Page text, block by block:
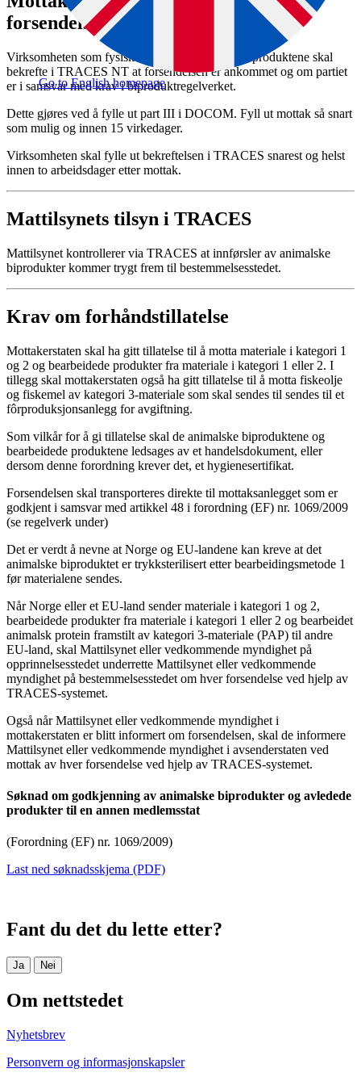
Go to English homepage
forsendelsen er ankommet
Virksomheten som fysisk mottar de animalske biproduktene skal
bekrefte i TRACES NT at forsendelsen er ankommet og om partiet
er i samsvar med krav i biproduktregelverket.
Dette gjøres ved å fylle ut part III i DOCOM. Fyll ut mottak så snart
som mulig og innen 15 virkedager.
Virksomheten skal fylle ut bekreftelsen i TRACES snarest og helst
innen to arbeidsdager etter mottak.
Mattilsynets tilsyn i TRACES
Mattilsynet kontrollerer via TRACES at innførsler av animalske
biprodukter kommer trygt frem til bestemmelsesstedet.
Krav om forhåndstillatelse
Mottakerstaten skal ha gitt tillatelse til å motta materiale i kategori 1
og 2 og bearbeidede produkter fra materiale i kategori 1 eller 2. I
tillegg skal mottakerstaten også ha gitt tillatelse til å motta fiskeolje
og fiskemel av kategori 3-materiale som skal sendes til sendes til et
fôrproduksjonsanlegg for avgiftning.
Som vilkår for å gi tillatelse skal de animalske biproduktene og
bearbeidede produktene ledsages av et handelsdokument, eller
dersom denne forordning krever det, et hygienesertifikat.
Forsendelsen skal transporteres direkte til mottaksanlegget som er
godkjent i samsvar med artikkel 48 i forordning (EF) nr. 1069/2009
(se regelverk under)
Det er verdt å nevne at Norge og EU-landene kan kreve at det
animalske biproduktet er trykksterilisert etter bearbeidingsmetode 1
før materialene sendes.
Når Norge eller et EU-land sender materiale i kategori 1 og 2,
bearbeidede produkter fra materiale i kategori 1 eller 2 og bearbeidet
animalsk protein framstilt av kategori 3-materiale (PAP) til andre
EU-land, skal Mattilsynet eller vedkommende myndighet på
opprinnelsesstedet underrette Mattilsynet eller vedkommende
myndighet på bestemmelsesstedet om hver forsendelse ved hjelp av
TRACES-systemet.
Også når Mattilsynet eller vedkommende myndighet i
mottakerstaten er blitt informert om forsendelsen, skal de informere
Mattilsynet eller vedkommende myndighet i avsenderstaten ved
mottak av hver forsendelse ved hjelp av TRACES-systemet.
Søknad om godkjenning av animalske biprodukter og avledede
produkter til en annen medlemsstat
(Forordning (EF) nr. 1069/2009)
Last ned søknadsskjema (PDF)
Fant du det du lette etter?
Ja Nei
Om nettstedet
Nyhetsbrev
Personvern og informasjonskapsler